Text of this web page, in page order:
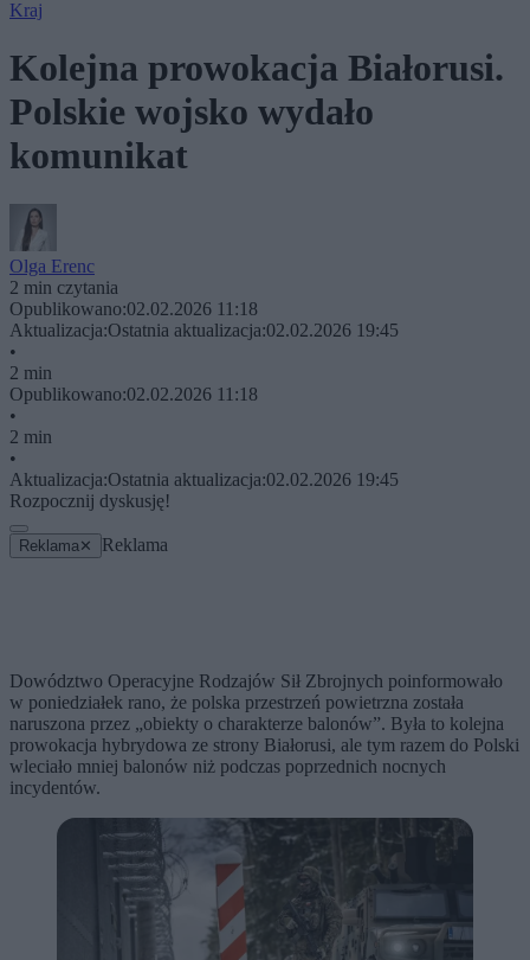
Kraj
Kolejna prowokacja Białorusi.
Polskie wojsko wydało
komunikat
Olga Erenc
2 min czytania
Opublikowano:02.02.2026 11:18
Aktualizacja:Ostatnia aktualizacja:02.02.2026 19:45
•
2 min
Opublikowano:02.02.2026 11:18
•
2 min
•
Aktualizacja:Ostatnia aktualizacja:02.02.2026 19:45
Rozpocznij dyskusję!
Reklama ✕ Reklama
Dowództwo Operacyjne Rodzajów Sił Zbrojnych poinformowało
w poniedziałek rano, że polska przestrzeń powietrzna została
naruszona przez „obiekty o charakterze balonów”. Była to kolejna
prowokacja hybrydowa ze strony Białorusi, ale tym razem do Polski
wleciało mniej balonów niż podczas poprzednich nocnych
incydentów.